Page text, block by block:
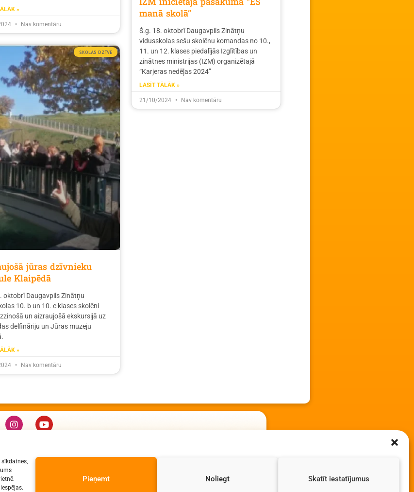
Pieņemt Noliegt Skatīt iestatījumus
»
Nav komentāru
manā skolā”
Š.g. 18. oktobrī Daugavpils Zinātņu
vidusskolas sešu skolēnu komandas no 10.,
11. un 12. klases piedalījās Izglītības un
zinātnes ministrijas (IZM) organizētajā
“Karjeras nedēļas 2024”
LASĪT TĀLĀK »
21/10/2024 Nav komentāru
SKOLAS DZĪVE
jūras dzīvnieku
Klaipēdā
oktobrī Daugavpils Zinātņu
10. b un 10. c klases skolēni
un aizraujošā ekskursijā uz
delfināriju un Jūras muzeju
»
Nav komentāru
tālr. Direktors: 65423030,